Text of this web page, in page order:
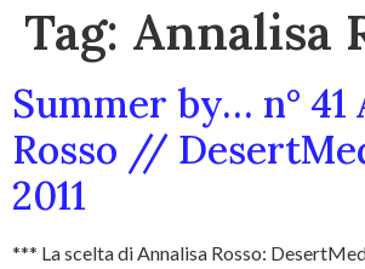
Tag: Annalisa
Summer by… n° 41
Rosso //
2011
*** La scelta di Annalisa Rosso: